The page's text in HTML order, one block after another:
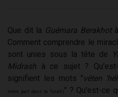
Que dit la Guémara Berakhotà
Comment comprendre le
sont unies sous la tête de
Midrash à ce sujet ?
signifient les mots " véten
notre part dans ta Torah) " ? Qu'est-ce